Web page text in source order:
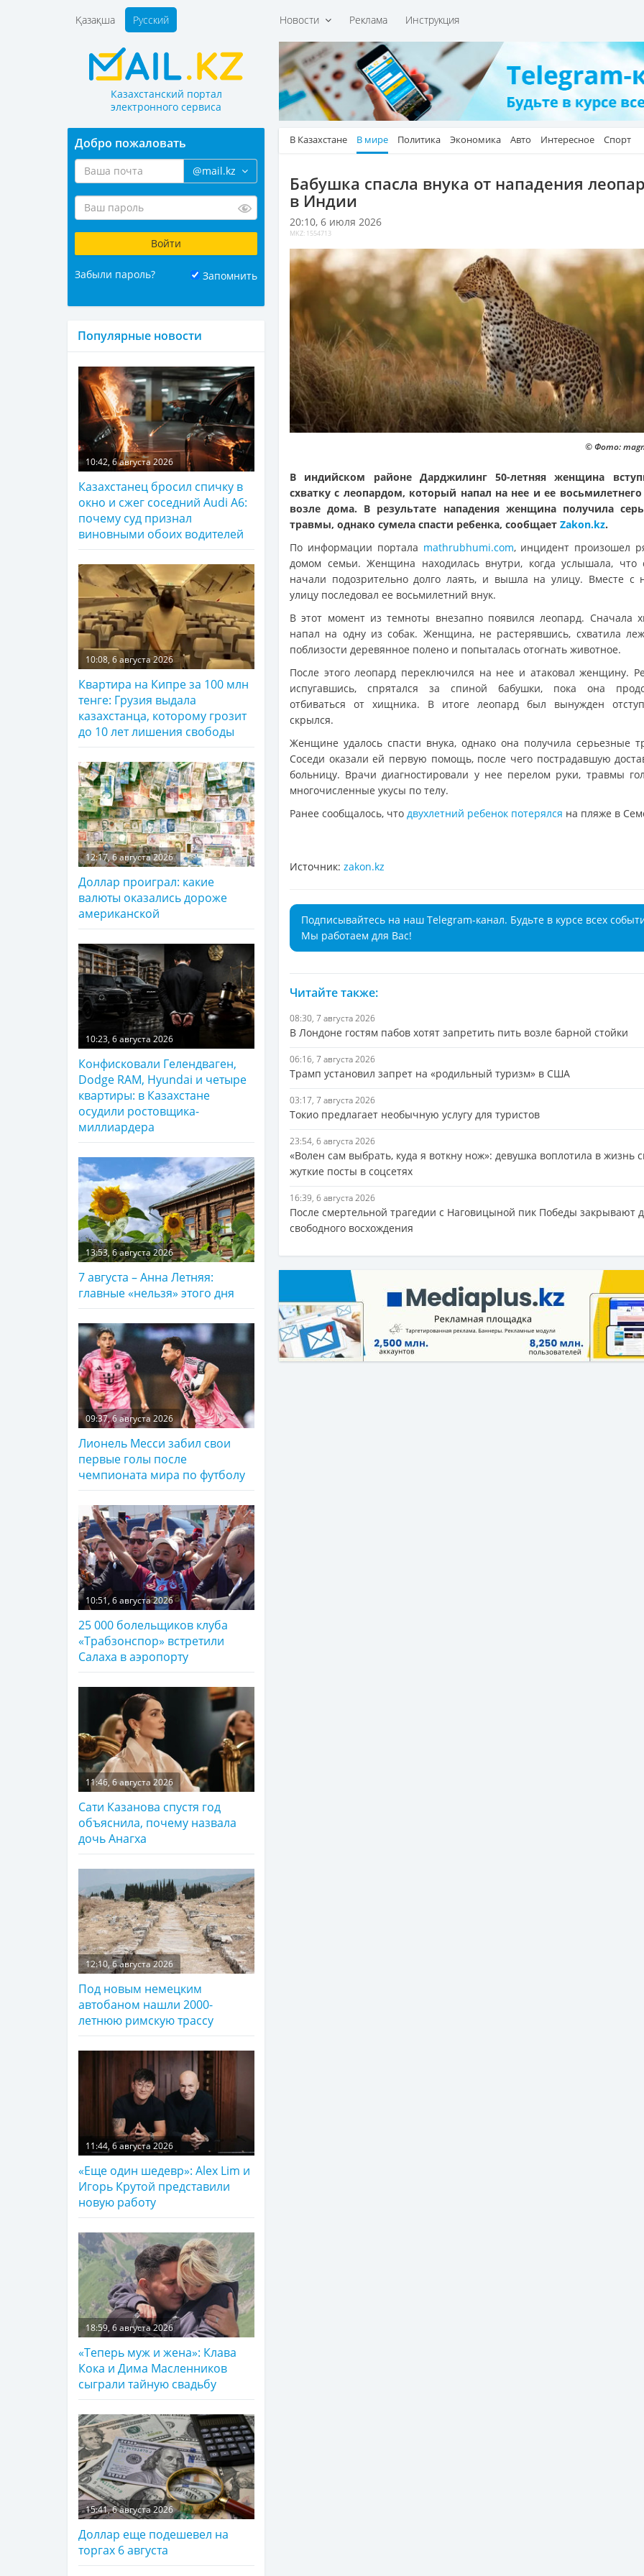
Новости Реклама Инструкция
Қазақша Русский
Казахстанский портал
электронного сервиса
В Казахстане В мире Политика Экономика Авто Интересное Спорт
Бабушка спасла внука от нападения
в Индии
20:10, 6 июля 2026
MKZ: 1554713
© Фото:
В индийском районе Дарджилинг 50-летняя женщина
схватку с леопардом, который напал на нее и ее
возле дома. В результате нападения женщина получила
травмы, однако сумела спасти ребенка, сообщает Zakon.kz.
По информации портала mathrubhumi.com, инцидент произошел
домом семьи. Женщина находилась внутри, когда услышала, что
начали подозрительно долго лаять, и вышла на улицу. Вместе с
улицу последовал ее восьмилетний внук.
В этот момент из темноты внезапно появился леопард. Сначала
напал на одну из собак. Женщина, не растерявшись, схватила
поблизости деревянное полено и попыталась отогнать животное.
После этого леопард переключился на нее и атаковал женщину.
испугавшись, спрятался за спиной бабушки, пока она
отбиваться от хищника. В итоге леопард был вынужден
скрылся.
Женщине удалось спасти внука, однако она получила серьезные
Соседи оказали ей первую помощь, после чего пострадавшую
больницу. Врачи диагностировали у нее перелом руки, травмы
многочисленные укусы по телу.
Ранее сообщалось, что двухлетний ребенок потерялся на пляже в
Источник: zakon.kz
Подписывайтесь на наш Telegram-канал. Будьте в курсе всех
Мы работаем для Вас!
Читайте также:
08:30, 7 августа 2026
В Лондоне гостям пабов хотят запретить пить возле барной стойки
06:16, 7 августа 2026
Трамп установил запрет на «родильный туризм» в США
03:17, 7 августа 2026
Токио предлагает необычную услугу для туристов
23:54, 6 августа 2026
«Волен сам выбрать, куда я воткну нож»: девушка воплотила в жизнь
жуткие посты в соцсетях
16:39, 6 августа 2026
После смертельной трагедии с Наговицыной пик Победы закрывают
свободного восхождения
Добро пожаловать
@mail.kz
Забыли пароль? Запомнить
Популярные новости
10:42, 6 августа 2026
Казахстанец бросил спичку в
окно и сжег соседний Audi A6:
почему суд признал
виновными обоих водителей
10:08, 6 августа 2026
Квартира на Кипре за 100 млн
тенге: Грузия выдала
казахстанца, которому грозит
до 10 лет лишения свободы
12:17, 6 августа 2026
Доллар проиграл: какие
валюты оказались дороже
американской
10:23, 6 августа 2026
Конфисковали Гелендваген,
Dodge RAM, Hyundai и четыре
квартиры: в Казахстане
осудили ростовщика-
миллиардера
13:53, 6 августа 2026
7 августа – Анна Летняя:
главные «нельзя» этого дня
09:37, 6 августа 2026
Лионель Месси забил свои
первые голы после
чемпионата мира по футболу
10:51, 6 августа 2026
25 000 болельщиков клуба
«Трабзонспор» встретили
Салаха в аэропорту
11:46, 6 августа 2026
Сати Казанова спустя год
объяснила, почему назвала
дочь Анагха
12:10, 6 августа 2026
Под новым немецким
автобаном нашли 2000-
летнюю римскую трассу
11:44, 6 августа 2026
«Еще один шедевр»: Alex Lim и
Игорь Крутой представили
новую работу
18:59, 6 августа 2026
«Теперь муж и жена»: Клава
Кока и Дима Масленников
сыграли тайную свадьбу
15:41, 6 августа 2026
Доллар еще подешевел на
торгах 6 августа